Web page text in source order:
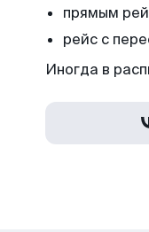
прямым
рейс с
Иногда в